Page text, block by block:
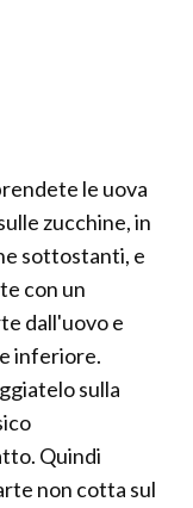
le uova
zucchine, in
sottostanti, e
con un
dall'uovo e
inferiore.
sulla
Quindi
non cotta sul